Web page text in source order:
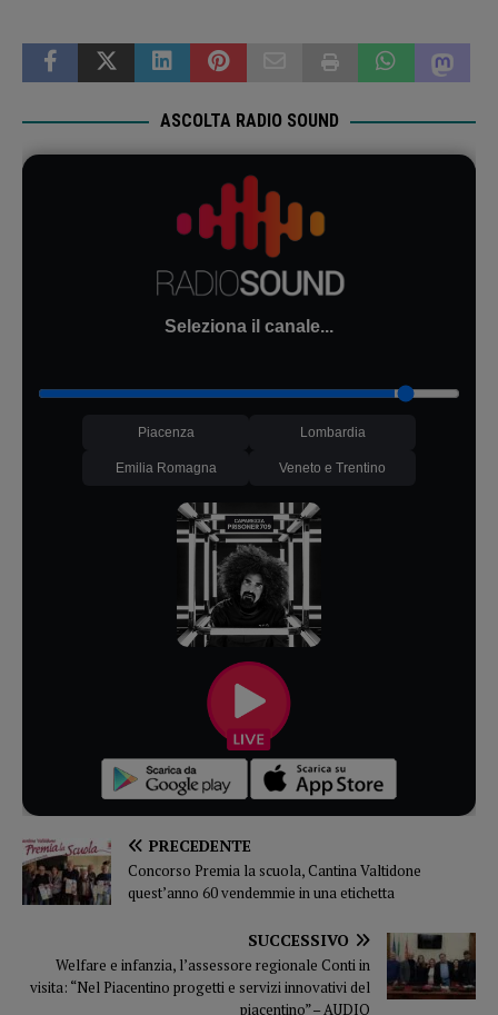
ASCOLTA RADIO SOUND
Seleziona il canale...
Piacenza Lombardia
Emilia Romagna Veneto e Trentino
PRECEDENTE
Concorso Premia la scuola, Cantina Valtidone
quest’anno 60 vendemmie in una etichetta
SUCCESSIVO
Welfare e infanzia, l’assessore regionale Conti in
visita: “Nel Piacentino progetti e servizi innovativi del
piacentino” – AUDIO